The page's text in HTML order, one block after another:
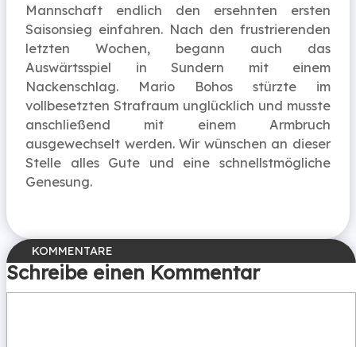
Mannschaft endlich den ersehnten ersten
Saisonsieg einfahren. Nach den frustrierenden
letzten Wochen, begann auch das
Auswärtsspiel in Sundern mit einem
Nackenschlag. Mario Bohos stürzte im
vollbesetzten Strafraum unglücklich und musste
anschließend mit einem Armbruch
ausgewechselt werden. Wir wünschen an dieser
Stelle alles Gute und eine schnellstmögliche
Genesung.
Schreibe einen Kommentar